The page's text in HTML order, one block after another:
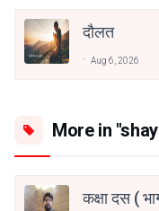
दौलत
Aug 6, 2026
More in
कक्षा दस (